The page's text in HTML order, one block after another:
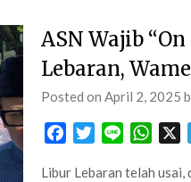
ASN Wajib
Lebaran,
Posted on April 2, 2025
FacebookTwitterLine
Libur Lebaran telah usai,